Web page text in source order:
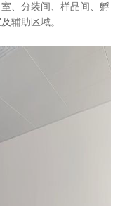
、分装间、样品间、孵
辅助区域。